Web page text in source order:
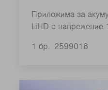
Приложима за
LiHD с напрежение
1 бр. 2599016